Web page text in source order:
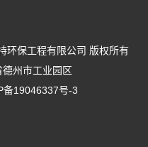
环保工程有限公司 版权所有
州市工业园区
备19046337号-3